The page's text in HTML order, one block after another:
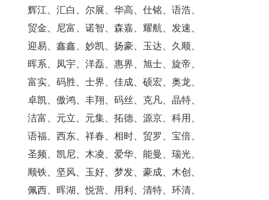
辉江、汇白、尔展、华高、仕铭、语浩、
贸金、尼富、诺智、森嘉、耀航、发速、
迎易、鑫鑫、妙凯、扬豪、玉达、久顺、
晖系、凤宇、洋磊、惠界、旭士、旋帝、
富实、码胜、士界、佳成、硕宏、奥龙、
卓凯、傲鸿、丰翔、码丝、克凡、晶特、
洁富、元立、元集、拓德、源京、科用、
语福、西东、祥春、相时、贸罗、宝倍、
圣频、凯尼、木凌、爱华、能曼、瑞光、
顺铁、坚风、玉好、梦发、豪成、木创、
佩西、晖湖、悦营、用利、清特、环清、